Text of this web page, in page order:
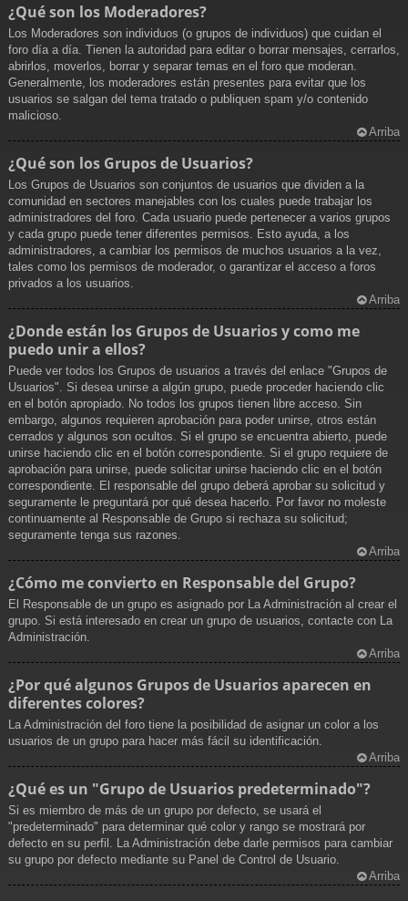
¿Qué son los Moderadores?
Los Moderadores son individuos (o grupos de individuos) que cuidan el
foro día a día. Tienen la autoridad para editar o borrar mensajes, cerrarlos,
abrirlos, moverlos, borrar y separar temas en el foro que moderan.
Generalmente, los moderadores están presentes para evitar que los
usuarios se salgan del tema tratado o publiquen spam y/o contenido
malicioso.
Arriba
¿Qué son los Grupos de Usuarios?
Los Grupos de Usuarios son conjuntos de usuarios que dividen a la
comunidad en sectores manejables con los cuales puede trabajar los
administradores del foro. Cada usuario puede pertenecer a varios grupos
y cada grupo puede tener diferentes permisos. Esto ayuda, a los
administradores, a cambiar los permisos de muchos usuarios a la vez,
tales como los permisos de moderador, o garantizar el acceso a foros
privados a los usuarios.
Arriba
¿Donde están los Grupos de Usuarios y como me
puedo unir a ellos?
Puede ver todos los Grupos de usuarios a través del enlace "Grupos de
Usuarios". Si desea unirse a algún grupo, puede proceder haciendo clic
en el botón apropiado. No todos los grupos tienen libre acceso. Sin
embargo, algunos requieren aprobación para poder unirse, otros están
cerrados y algunos son ocultos. Si el grupo se encuentra abierto, puede
unirse haciendo clic en el botón correspondiente. Si el grupo requiere de
aprobación para unirse, puede solicitar unirse haciendo clic en el botón
correspondiente. El responsable del grupo deberá aprobar su solicitud y
seguramente le preguntará por qué desea hacerlo. Por favor no moleste
continuamente al Responsable de Grupo si rechaza su solicitud;
seguramente tenga sus razones.
Arriba
¿Cómo me convierto en Responsable del Grupo?
El Responsable de un grupo es asignado por La Administración al crear el
grupo. Si está interesado en crear un grupo de usuarios, contacte con La
Administración.
Arriba
¿Por qué algunos Grupos de Usuarios aparecen en
diferentes colores?
La Administración del foro tiene la posibilidad de asignar un color a los
usuarios de un grupo para hacer más fácil su identificación.
Arriba
¿Qué es un "Grupo de Usuarios predeterminado"?
Si es miembro de más de un grupo por defecto, se usará el
"predeterminado" para determinar qué color y rango se mostrará por
defecto en su perfil. La Administración debe darle permisos para cambiar
su grupo por defecto mediante su Panel de Control de Usuario.
Arriba